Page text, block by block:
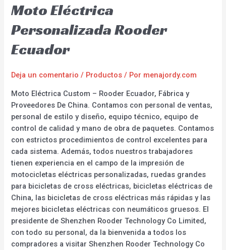
Moto Eléctrica
Personalizada Rooder
Ecuador
Deja un comentario / Productos / Por menajordy.com
Moto Eléctrica Custom – Rooder Ecuador, Fábrica y
Proveedores De China. Contamos con personal de ventas,
personal de estilo y diseño, equipo técnico, equipo de
control de calidad y mano de obra de paquetes. Contamos
con estrictos procedimientos de control excelentes para
cada sistema. Además, todos nuestros trabajadores
tienen experiencia en el campo de la impresión de
motocicletas eléctricas personalizadas, ruedas grandes
para bicicletas de cross eléctricas, bicicletas eléctricas de
China, las bicicletas de cross eléctricas más rápidas y las
mejores bicicletas eléctricas con neumáticos gruesos. El
presidente de Shenzhen Rooder Technology Co Limited,
con todo su personal, da la bienvenida a todos los
compradores a visitar Shenzhen Rooder Technology Co